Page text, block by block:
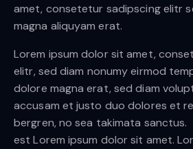
amet, consetetur sadipscing elitr
magna aliquyam erat.
Lorem ipsum dolor sit amet,
elitr, sed diam nonumy eirmod
dolore magna erat, sed diam
accusam et justo duo dolores et
bergren, no sea takimata sanctus.
est Lorem ipsum dolor sit amet.